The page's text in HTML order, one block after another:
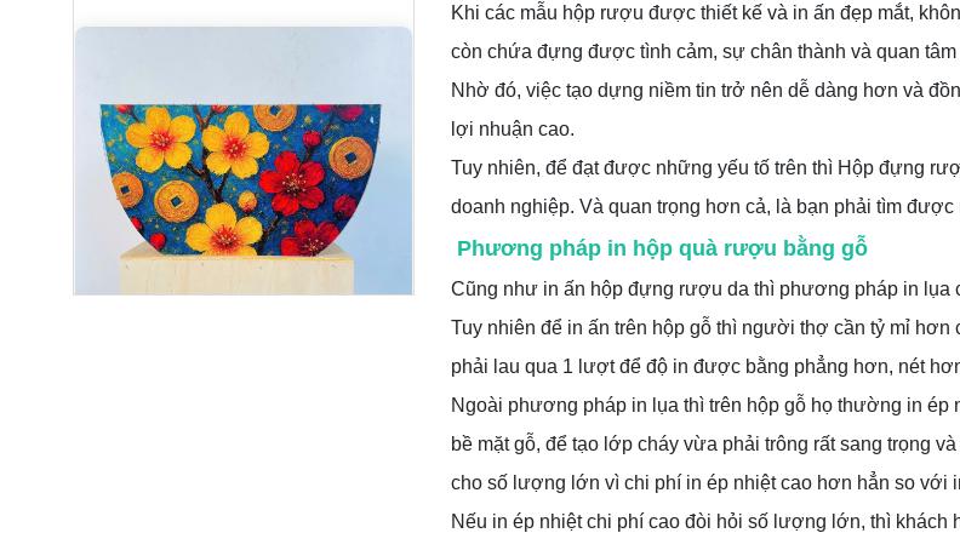
Khi các mẫu hộp rượu được thiết kế và in ấn đẹp mắt,
còn chứa đựng được tình cảm, sự chân thành và quan
Nhờ đó, việc tạo dựng niềm tin trở nên dễ dàng hơn và
lợi nhuận cao.
Tuy nhiên, để đạt được những yếu tố trên thì Hộp đựng
doanh nghiệp. Và quan trọng hơn cả, là bạn phải tìm
Phương pháp in hộp quà rượu bằng gỗ
Cũng như in ấn hộp đựng rượu da thì phương pháp in
Tuy nhiên để in ấn trên hộp gỗ thì người thợ cần tỷ mỉ
phải lau qua 1 lượt để độ in được bằng phẳng hơn, nét
Ngoài phương pháp in lụa thì trên hộp gỗ họ thường in
bề mặt gỗ, để tạo lớp cháy vừa phải trông rất sang trọng
cho số lượng lớn vì chi phí in ép nhiệt cao hơn hẳn so với
Nếu in ép nhiệt chi phí cao đòi hỏi số lượng lớn, thì khách